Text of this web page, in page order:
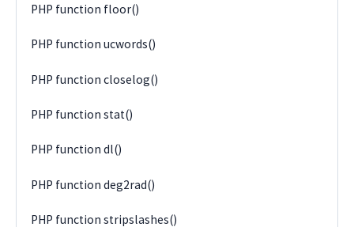
PHP function floor()
PHP function ucwords()
PHP function closelog()
PHP function stat()
PHP function dl()
PHP function deg2rad()
PHP function stripslashes()